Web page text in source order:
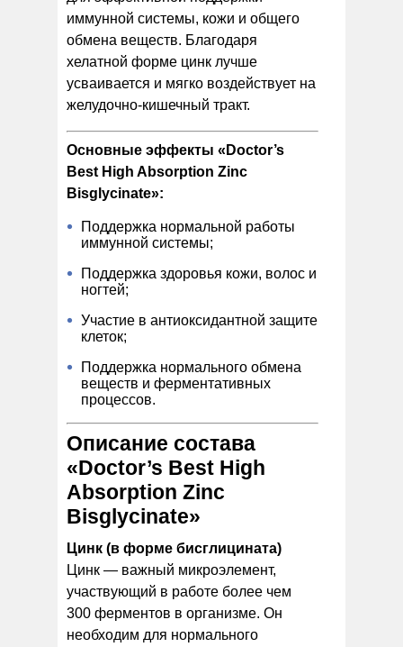
иммунной системы, кожи и общего
обмена веществ. Благодаря
хелатной форме цинк лучше
усваивается и мягко воздействует на
желудочно-кишечный тракт.
Основные эффекты «Doctor’s
Best High Absorption Zinc
Bisglycinate»:
Поддержка нормальной работы
иммунной системы;
Поддержка здоровья кожи, волос и
ногтей;
Участие в антиоксидантной защите
клеток;
Поддержка нормального обмена
веществ и ферментативных
процессов.
Описание состава
«Doctor’s Best High
Absorption Zinc
Bisglycinate»
Цинк (в форме бисглицината)
Цинк — важный микроэлемент,
участвующий в работе более чем
300 ферментов в организме. Он
необходим для нормального